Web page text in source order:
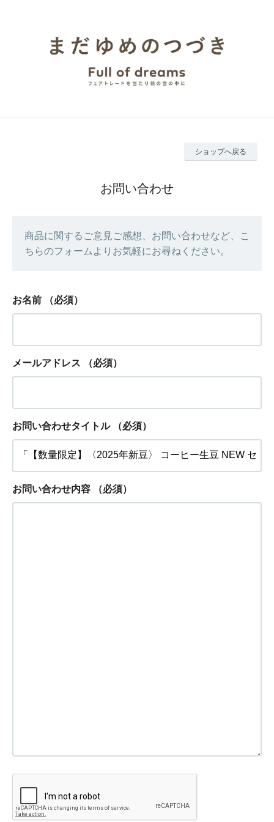
ショップへ戻る
お問い合わせ
商品に関するご意見ご感想、お問い合わせなど、こ
ちらのフォームよりお気軽にお尋ねください。
お名前 （必須）
メールアドレス （必須）
お問い合わせタイトル （必須）
お問い合わせ内容 （必須）